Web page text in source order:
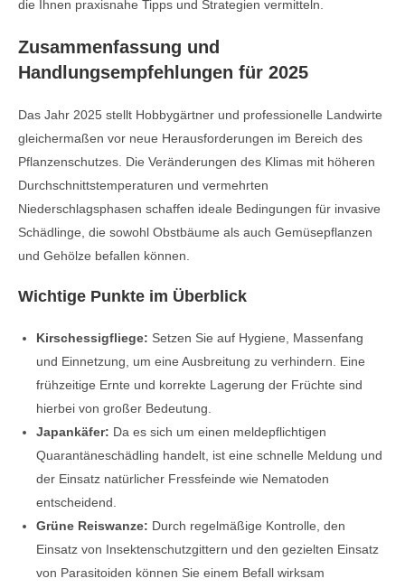
die Ihnen praxisnahe Tipps und Strategien vermitteln.
Zusammenfassung und
Handlungsempfehlungen für 2025
Das Jahr 2025 stellt Hobbygärtner und professionelle Landwirte
gleichermaßen vor neue Herausforderungen im Bereich des
Pflanzenschutzes. Die Veränderungen des Klimas mit höheren
Durchschnittstemperaturen und vermehrten
Niederschlagsphasen schaffen ideale Bedingungen für invasive
Schädlinge, die sowohl Obstbäume als auch Gemüsepflanzen
und Gehölze befallen können.
Wichtige Punkte im Überblick
Kirschessigfliege: Setzen Sie auf Hygiene, Massenfang
und Einnetzung, um eine Ausbreitung zu verhindern. Eine
frühzeitige Ernte und korrekte Lagerung der Früchte sind
hierbei von großer Bedeutung.
Japankäfer: Da es sich um einen meldepflichtigen
Quarantäneschädling handelt, ist eine schnelle Meldung und
der Einsatz natürlicher Fressfeinde wie Nematoden
entscheidend.
Grüne Reiswanze: Durch regelmäßige Kontrolle, den
Einsatz von Insektenschutzgittern und den gezielten Einsatz
von Parasitoiden können Sie einem Befall wirksam